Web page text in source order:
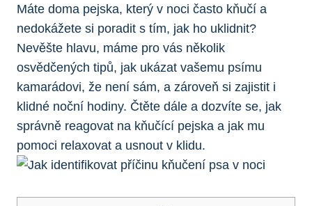
Máte doma pejska, který v noci často kňučí a
nedokážete si poradit s tím, jak ho uklidnit?
Nevěšte hlavu, máme pro vás několik
osvědčených tipů, jak ukázat vašemu psímu
kamarádovi, že není sám, a zároveň si zajistit i
klidné noční hodiny. Čtěte dále a dozvíte se, jak
správně reagovat na kňučící pejska a jak mu
pomoci relaxovat a usnout v klidu.